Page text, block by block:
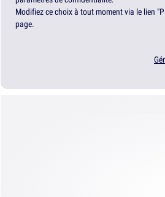
Modifiez ce choix à tout moment via le lien
page.